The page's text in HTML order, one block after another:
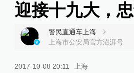
迎接十九大，
警民直通车上海
上海市公安局官方澎湃号
2017-10-08 20:11 上海